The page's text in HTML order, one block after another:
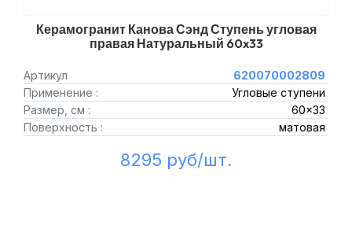
Керамогранит Канова Сэнд Ступень угловая
правая Натуральный 60x33
Артикул
620070002809
Применение :
Угловые ступени
Размер, см :
60x33
Поверхность :
матовая
8295 руб/шт.